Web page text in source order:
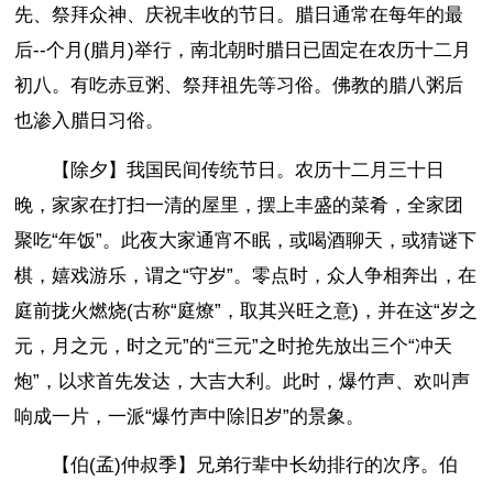
先、祭拜众神、庆祝丰收的节日。腊日通常在每年的最
后--个月(腊月)举行，南北朝时腊日已固定在农历十二月
初八。有吃赤豆粥、祭拜祖先等习俗。佛教的腊八粥后
也渗入腊日习俗。
【除夕】我国民间传统节日。农历十二月三十日
晚，家家在打扫一清的屋里，摆上丰盛的菜肴，全家团
聚吃“年饭”。此夜大家通宵不眠，或喝酒聊天，或猜谜下
棋，嬉戏游乐，谓之“守岁”。零点时，众人争相奔出，在
庭前拢火燃烧(古称“庭燎”，取其兴旺之意)，并在这“岁之
元，月之元，时之元”的“三元”之时抢先放出三个“冲天
炮”，以求首先发达，大吉大利。此时，爆竹声、欢叫声
响成一片，一派“爆竹声中除旧岁”的景象。
【伯(孟)仲叔季】兄弟行辈中长幼排行的次序。伯